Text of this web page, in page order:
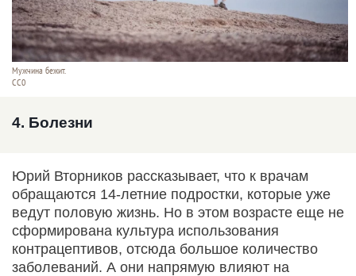
Мужчина бежит.
СС0
4. Болезни
Юрий Вторников рассказывает, что к врачам
обращаются 14-летние подростки, которые уже
ведут половую жизнь. Но в этом возрасте еще не
сформирована культура использования
контрацептивов, отсюда большое количество
заболеваний. А они напрямую влияют на